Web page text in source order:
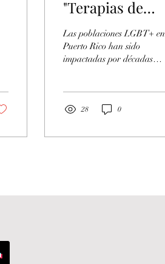
"Terapias de
Conversión" y el
Proyecto PS184
Las poblaciones LGBT+ en
Puerto Rico han sido
impactadas por décadas
28 0